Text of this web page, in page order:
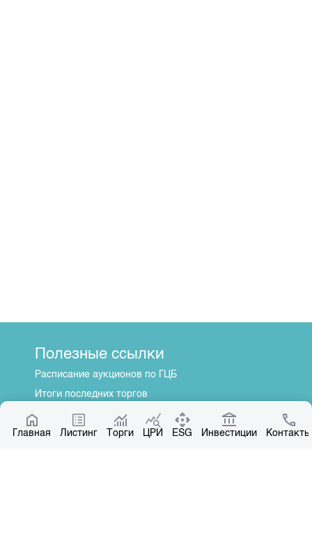
Главная Листинг Торги ЦРИ ESG Инвестиции Контакты
Полезные ссылки
Расписание аукционов по ГЦБ
Итоги последних торгов
Котировки по ЦБ
Центр раскрытия информации